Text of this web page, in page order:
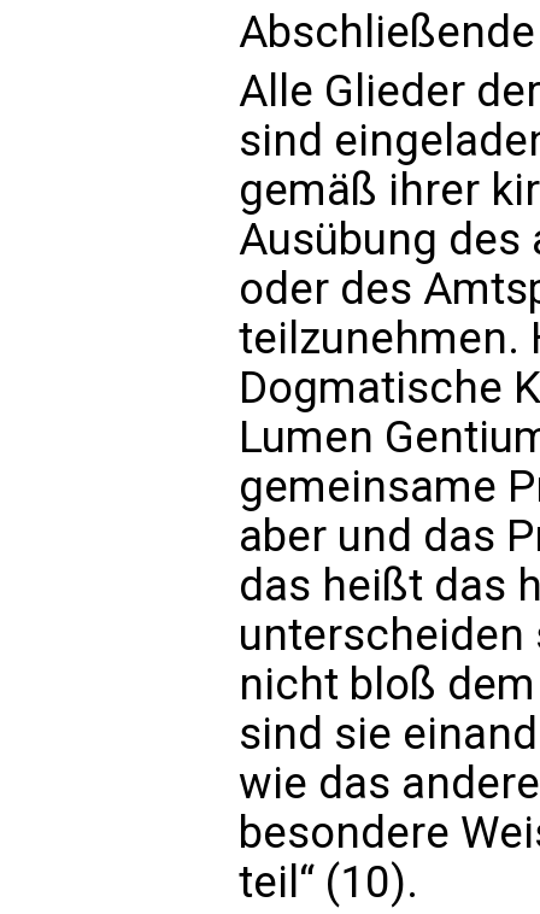
Alle Glieder
sind
gemäß ihrer
Ausübung
oder des
teilzunehmen.
Dogmatische
Lumen
gemeinsame
aber und das
das heißt das
unterscheiden
nicht bloß
sind sie
wie das
besondere
teil“ (10).